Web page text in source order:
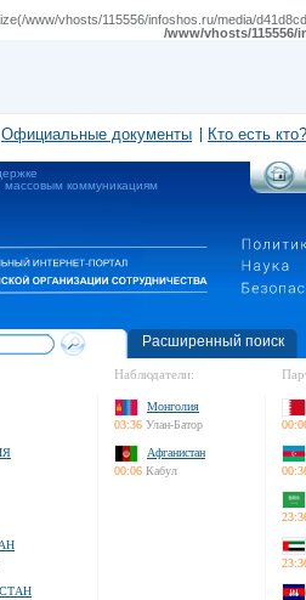
www/vhosts/115556/infoshos.ru/media/
/www/vhosts/
Официальные документы Кто есть кто?
массовым коммуникациям
Расширенный поиск
Наблюдатели:
Монголия
03:36 Улан-Батор
Афганистан
00:06 Кабул